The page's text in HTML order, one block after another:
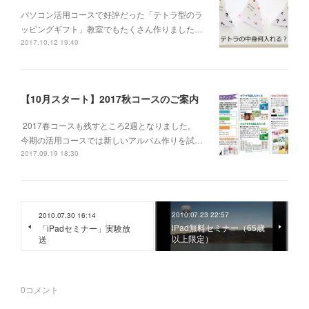
パソコン活用コースで好評だった「テトラ型のラ
ッピングギフト」教室でもたくさん作りました…
2017.10.12 19:40
【10月スタート】2017秋コースのご案内
2017春コースも残すところ2週となりました。
今期の活用コースでは新しいアルバム作りを試…
2017.09.19 18:30
2010.07.30 16:14
「iPadセミナー」実験放
送
2010.07.23 22:57
iPad無料セミナー（65歳
以上限定）
0コメント